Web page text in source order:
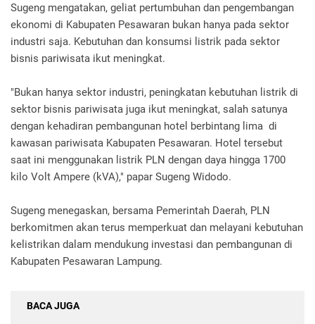
Sugeng mengatakan, geliat pertumbuhan dan pengembangan
ekonomi di Kabupaten Pesawaran bukan hanya pada sektor
industri saja. Kebutuhan dan konsumsi listrik pada sektor
bisnis pariwisata ikut meningkat.
"Bukan hanya sektor industri, peningkatan kebutuhan listrik di
sektor bisnis pariwisata juga ikut meningkat, salah satunya
dengan kehadiran pembangunan hotel berbintang lima di
kawasan pariwisata Kabupaten Pesawaran. Hotel tersebut
saat ini menggunakan listrik PLN dengan daya hingga 1700
kilo Volt Ampere (kVA)," papar Sugeng Widodo.
Sugeng menegaskan, bersama Pemerintah Daerah, PLN
berkomitmen akan terus memperkuat dan melayani kebutuhan
kelistrikan dalam mendukung investasi dan pembangunan di
Kabupaten Pesawaran Lampung.
BACA JUGA